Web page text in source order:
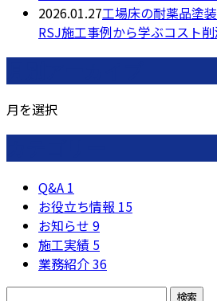
2026.01.27工場床の耐薬品塗
RSJ施工事例から学ぶコスト
月を選択
Q&A 1
お役立ち情報 15
お知らせ 9
施工実績 5
業務紹介36